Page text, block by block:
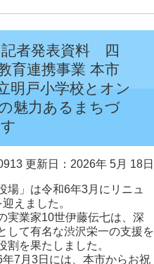
者発表資料 四
育連携事業 本市
明戸小学校とオン
魅力あるまちづ
更新日：2026年 5月 18日
」は令和6年3月にリニュ
えました。
業家10世伊藤伝七は、深
して有名な渋沢栄一の支援を
割を果たしました。
7月3日には、本市からお祝